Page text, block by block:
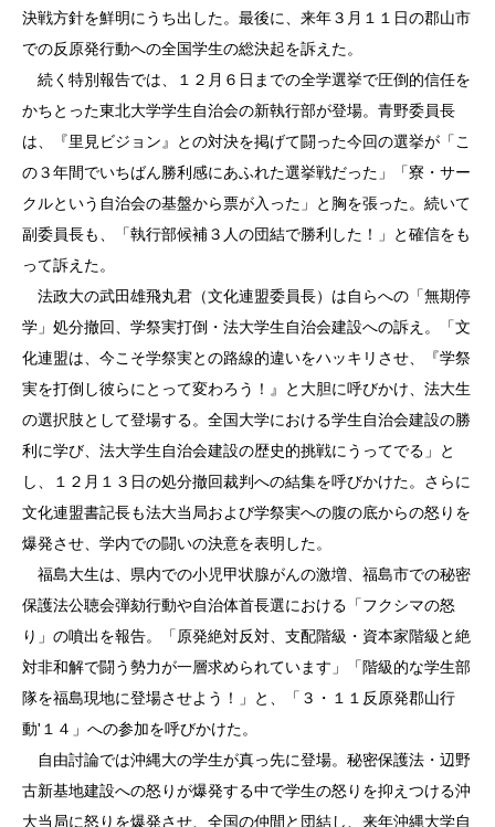
決戦方針を鮮明にうち出した。最後に、来年３月１１日の郡山市
での反原発行動への全国学生の総決起を訴えた。
続く特別報告では、１２月６日までの全学選挙で圧倒的信任を
かちとった東北大学学生自治会の新執行部が登場。青野委員長
は、『里見ビジョン』との対決を掲げて闘った今回の選挙が「こ
の３年間でいちばん勝利感にあふれた選挙戦だった」「寮・サー
クルという自治会の基盤から票が入った」と胸を張った。続いて
副委員長も、「執行部候補３人の団結で勝利した！」と確信をも
って訴えた。
法政大の武田雄飛丸君（文化連盟委員長）は自らへの「無期停
学」処分撤回、学祭実打倒・法大学生自治会建設への訴え。「文
化連盟は、今こそ学祭実との路線的違いをハッキリさせ、『学祭
実を打倒し彼らにとって変わろう！』と大胆に呼びかけ、法大生
の選択肢として登場する。全国大学における学生自治会建設の勝
利に学び、法大学生自治会建設の歴史的挑戦にうってでる」と
し、１２月１３日の処分撤回裁判への結集を呼びかけた。さらに
文化連盟書記長も法大当局および学祭実への腹の底からの怒りを
爆発させ、学内での闘いの決意を表明した。
福島大生は、県内での小児甲状腺がんの激増、福島市での秘密
保護法公聴会弾劾行動や自治体首長選における「フクシマの怒
り」の噴出を報告。「原発絶対反対、支配階級・資本家階級と絶
対非和解で闘う勢力が一層求められています」「階級的な学生部
隊を福島現地に登場させよう！」と、「３・１１反原発郡山行
動'１４」への参加を呼びかけた。
自由討論では沖縄大の学生が真っ先に登場。秘密保護法・辺野
古新基地建設への怒りが爆発する中で学生の怒りを抑えつける沖
大当局に怒りを爆発させ、全国の仲間と団結し、来年沖縄大学自